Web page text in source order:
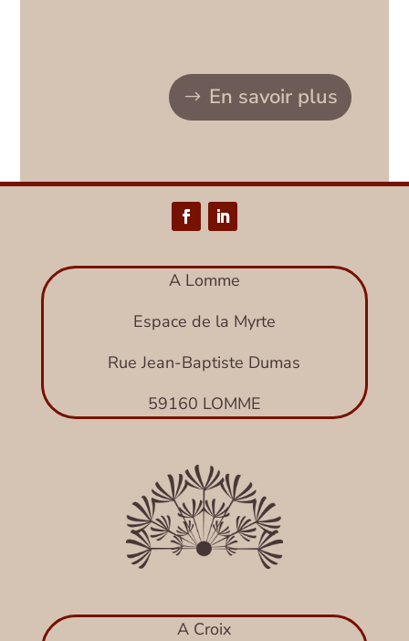
En savoir plus
A Lomme
Espace de la Myrte
Rue Jean-Baptiste Dumas
59160 LOMME
A Croix